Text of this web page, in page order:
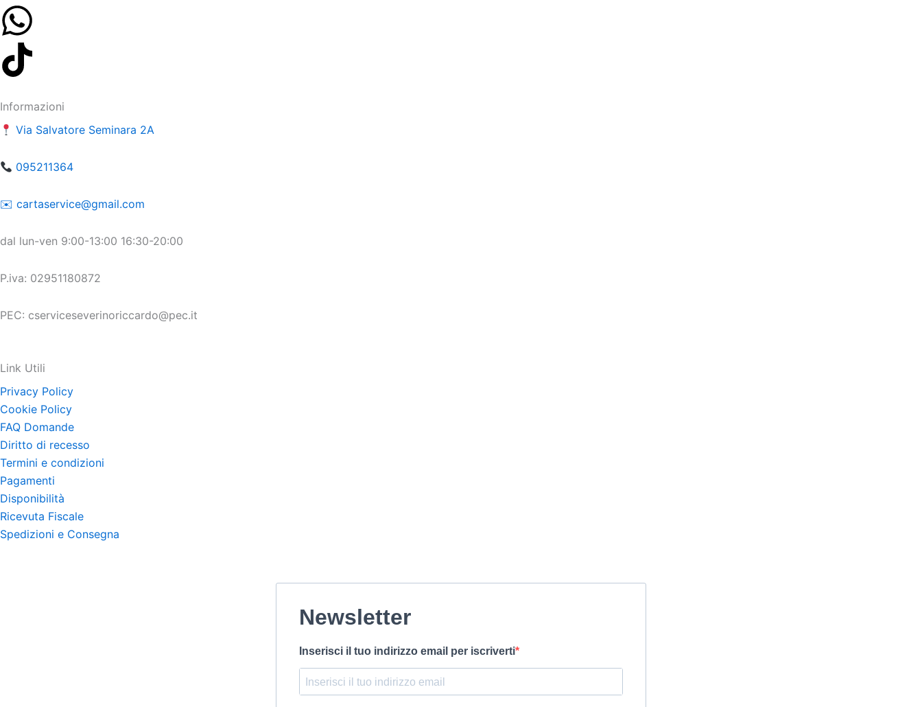
Informazioni
Via Salvatore Seminara 2A
095211364
​​✉️ ​cartaservice@gmail.com
dal lun-ven 9:00-13:00 16:30-20:00
P.iva: 02951180872
PEC: cserviceseverinoriccardo@pec.it
Link Utili
Privacy Policy
Cookie Policy
FAQ Domande
Diritto di recesso
Termini e condizioni
Pagamenti
Disponibilità
Ricevuta Fiscale
Spedizioni e Consegna
Newsletter
Inserisci il tuo indirizzo email per iscriverti